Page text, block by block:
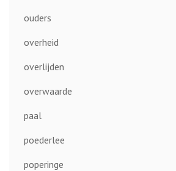
ouders
overheid
overlijden
overwaarde
paal
poederlee
poperinge